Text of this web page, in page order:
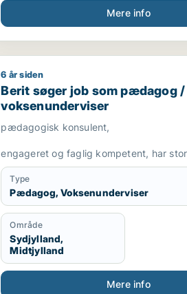
Mere info
Berit søger job som pædagog /
6 år siden
Berit søger job som pædagog /
voksenunderviser
pædagogisk konsulent,
engageret og faglig kompetent, har
og er fleksibel
Type
Pædagog, Voksenunderviser
Område
Sydjylland,
Midtjylland
Mere info